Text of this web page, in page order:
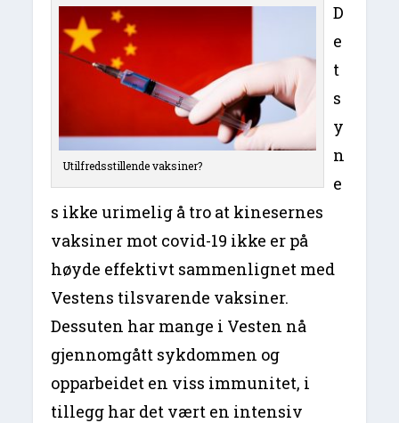
Utilfredsstillende vaksiner?
D
e
t
s
y
n
e
s ikke urimelig å tro at kinesernes
vaksiner mot covid-19 ikke er på
høyde effektivt sammenlignet med
Vestens tilsvarende vaksiner.
Dessuten har mange i Vesten nå
gjennomgått sykdommen og
opparbeidet en viss immunitet, i
tillegg har det vært en intensiv